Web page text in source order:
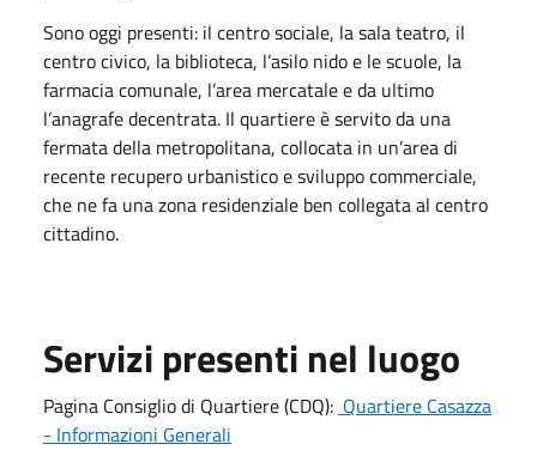
Sono oggi presenti: il centro sociale, la sala teatro, il
centro civico, la biblioteca, l’asilo nido e le scuole, la
farmacia comunale, l’area mercatale e da ultimo
l’anagrafe decentrata. Il quartiere è servito da una
fermata della metropolitana, collocata in un’area di
recente recupero urbanistico e sviluppo commerciale,
che ne fa una zona residenziale ben collegata al centro
cittadino.
Servizi presenti nel luogo
Pagina Consiglio di Quartiere (CDQ): Quartiere Casazza
- Informazioni Generali